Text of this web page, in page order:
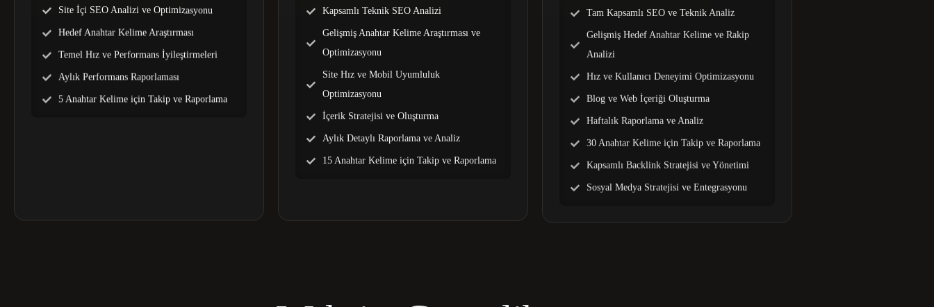
Site İçi SEO Analizi ve Optimizasyonu
Hedef Anahtar Kelime Araştırması
Temel Hız ve Performans İyileştirmeleri
Aylık Performans Raporlaması
5 Anahtar Kelime için Takip ve Raporlama
Kapsamlı Teknik SEO Analizi
Gelişmiş Anahtar Kelime Araştırması ve
Optimizasyonu
Site Hız ve Mobil Uyumluluk
Optimizasyonu
İçerik Stratejisi ve Oluşturma
Aylık Detaylı Raporlama ve Analiz
15 Anahtar Kelime için Takip ve Raporlama
Tam Kapsamlı SEO ve Teknik Analiz
Gelişmiş Hedef Anahtar Kelime ve Rakip
Analizi
Hız ve Kullanıcı Deneyimi Optimizasyonu
Blog ve Web İçeriği Oluşturma
Haftalık Raporlama ve Analiz
30 Anahtar Kelime için Takip ve Raporlama
Kapsamlı Backlink Stratejisi ve Yönetimi
Sosyal Medya Stratejisi ve Entegrasyonu